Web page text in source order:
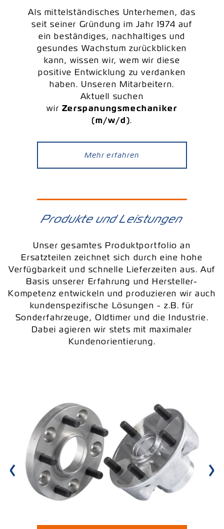
Als mittelständisches Unterhemen, das
seit seiner Gründung im Jahr 1974 auf
ein beständiges, nachhaltiges und
gesundes Wachstum zurückblicken
kann, wissen wir, wem wir diese
positive Entwicklung zu verdanken
haben. Unseren Mitarbeitern.
Aktuell suchen
wir Zerspanungsmechaniker
(m/w/d).
Mehr erfahren
Produkte und Leistungen
Unser gesamtes Produktportfolio an
Ersatzteilen zeichnet sich durch eine hohe
Verfügbarkeit und schnelle Lieferzeiten aus. Auf
Basis unserer Erfahrung und Hersteller-
Kompetenz entwickeln und produzieren wir auch
kundenspezifische Lösungen - z.B. für
Sonderfahrzeuge, Oldtimer und die Industrie.
Dabei agieren wir stets mit maximaler
Kundenorientierung.